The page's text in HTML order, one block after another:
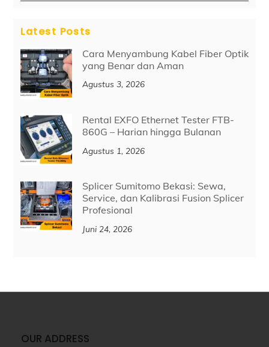
Latest Posts
Cara Menyambung Kabel Fiber Optik
yang Benar dan Aman
Agustus 3, 2026
Rental EXFO Ethernet Tester FTB-
860G – Harian hingga Bulanan
Agustus 1, 2026
Splicer Sumitomo Bekasi: Sewa,
Service, dan Kalibrasi Fusion Splicer
Profesional
Juni 24, 2026
OUR ADDRESS